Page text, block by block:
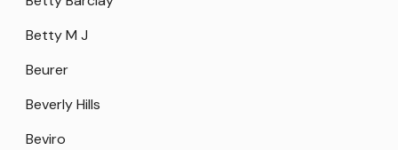
Betty M J
Beurer
Beverly Hills
Beviro